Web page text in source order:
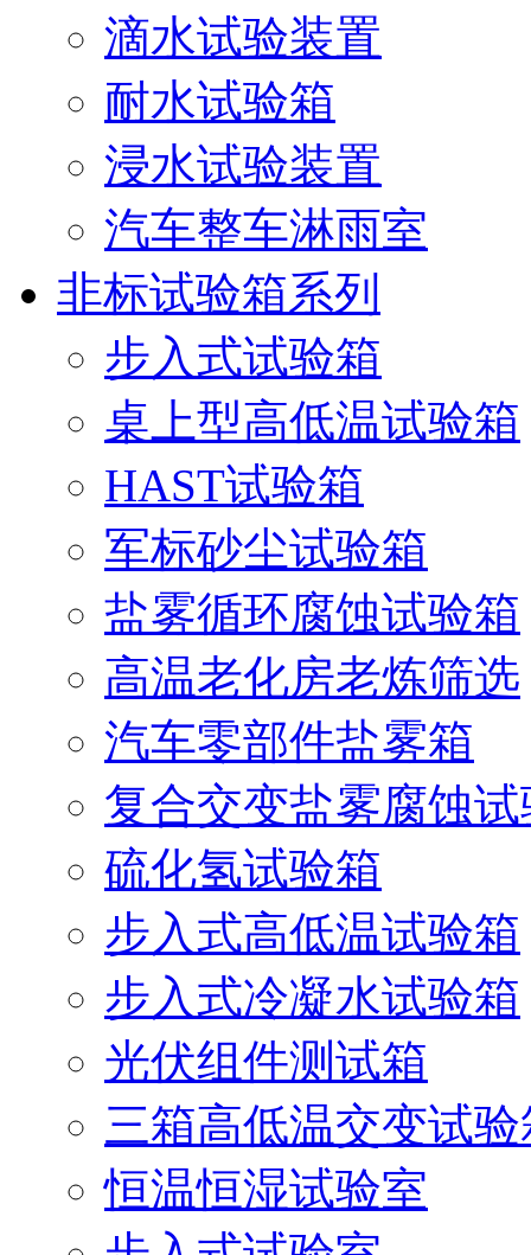
滴水试验装置
耐水试验箱
浸水试验装置
汽车整车淋雨室
非标试验箱系列
步入式试验箱
桌上型高低温试验箱
HAST试验箱
军标砂尘试验箱
盐雾循环腐蚀试验箱
高温老化房老炼筛选
汽车零部件盐雾箱
复合交变盐雾腐蚀
硫化氢试验箱
步入式高低温试验箱
步入式冷凝水试验箱
光伏组件测试箱
三箱高低温交变试验
恒温恒湿试验室